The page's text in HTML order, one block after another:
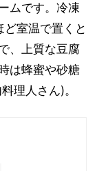
ムです。冷凍
室温で置くと
、上質な豆腐
は蜂蜜や砂糖
理人さん)。